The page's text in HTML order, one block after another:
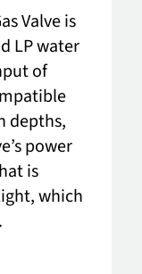
Valve is
LP water
of
depths,
power
is
which